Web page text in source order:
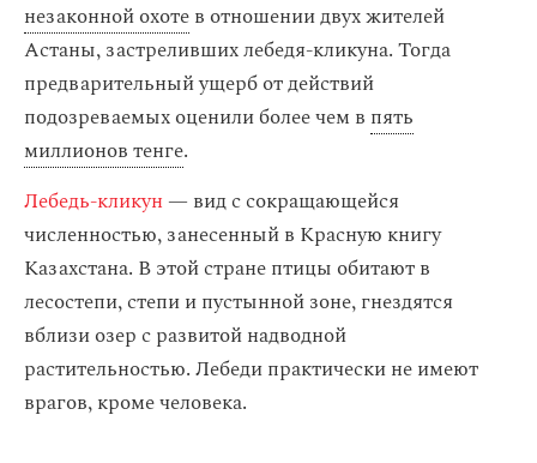
незаконной охотев отношении двух жителей
Астаны, застреливших лебедя-кликуна. Тогда
предварительный ущерб от действий
подозреваемых оценили более чем в пять
миллионов тенге.
Лебедь-кликун— вид с сокращающейся
численностью, занесенный в Красную книгу
Казахстана. В этой стране птицы обитают в
лесостепи, степи и пустынной зоне, гнездятся
вблизи озер с развитой надводной
растительностью. Лебеди практически не имеют
врагов, кроме человека.